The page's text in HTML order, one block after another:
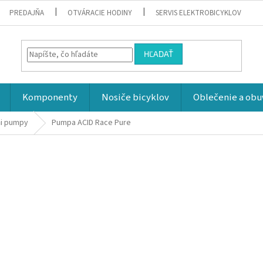
PREDAJŇA OTVÁRACIE HODINY SERVIS ELEKTROBICYKLOV
HĽADAŤ
Komponenty Nosiče bicyklov Oblečenie a
pumpy Pumpa ACID Race Pure